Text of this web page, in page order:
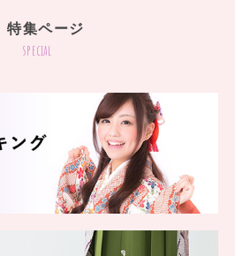
特集ページ
special